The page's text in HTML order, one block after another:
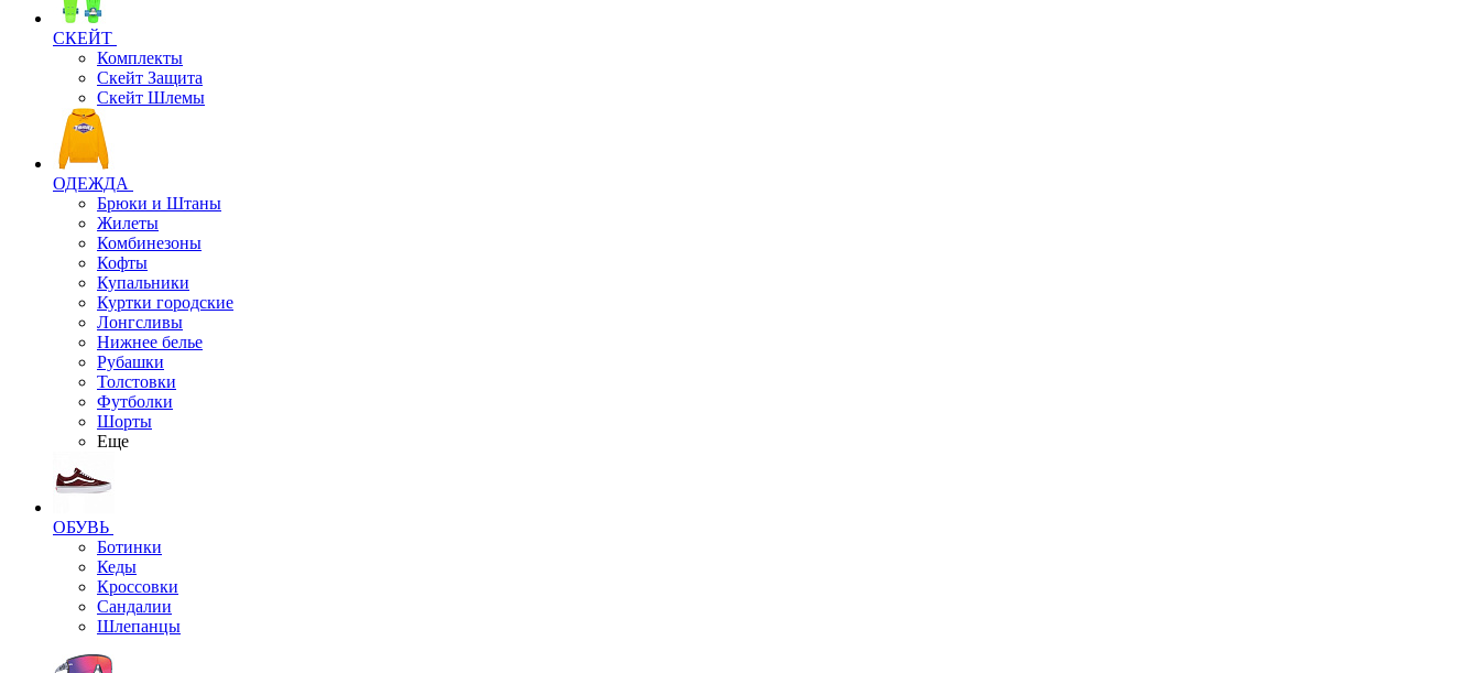
СКЕЙТ
Комплекты
Скейт Защита
Скейт Шлемы
ОДЕЖДА
Брюки и Штаны
Жилеты
Комбинезоны
Кофты
Купальники
Куртки городские
Лонгсливы
Нижнее белье
Рубашки
Толстовки
Футболки
Шорты
Еще
ОБУВЬ
Ботинки
Кеды
Кроссовки
Сандалии
Шлепанцы